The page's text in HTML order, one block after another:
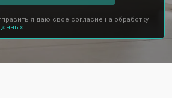
я даю свое согласие на обработку